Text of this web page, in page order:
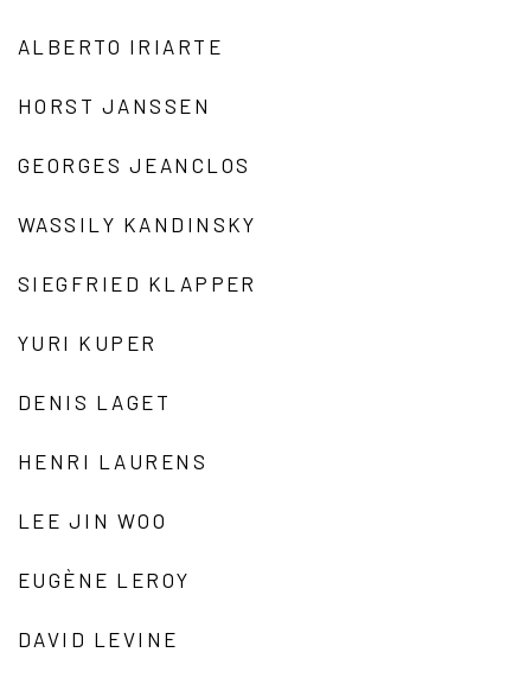
ALBERTO IRIARTE
HORST JANSSEN
GEORGES JEANCLOS
WASSILY KANDINSKY
SIEGFRIED KLAPPER
YURI KUPER
DENIS LAGET
HENRI LAURENS
LEE JIN WOO
EUGÈNE LEROY
DAVID LEVINE